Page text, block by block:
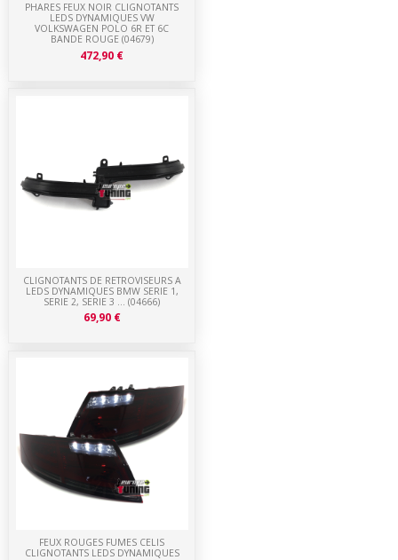
FEUX ROUGES FUMES CELIS
CLIGNOTANTS LEDS DYNAMIQUES
CLIGNOTANTS DE RETROVISEURS A
LEDS DYNAMIQUES BMW SERIE 1,
SERIE 2, SERIE 3 ... (04666)
69,90 €
PHARES FEUX NOIR CLIGNOTANTS
LEDS DYNAMIQUES VW
VOLKSWAGEN POLO 6R ET 6C
BANDE ROUGE (04679)
472,90 €